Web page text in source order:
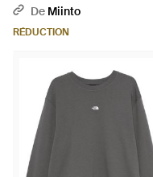
De Miinto
RÉDUCTION